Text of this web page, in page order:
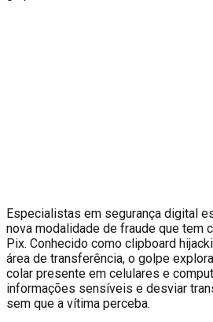
Especialistas em segurança digital
nova modalidade de fraude que tem
Pix. Conhecido como clipboard
área de transferência, o golpe
colar presente em celulares e
informações sensíveis e desviar
sem que a vítima perceba.